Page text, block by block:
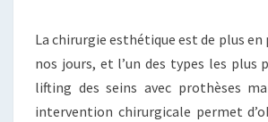
GRÂCE
À
LA
La chirurgie esthétique est de plus en
nos jours, et l’un des types les plus
lifting des seins avec prothèses
intervention chirurgicale permet